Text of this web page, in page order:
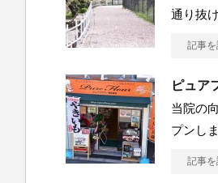
通り抜
記事
ピュア
当院の
プンし
記事